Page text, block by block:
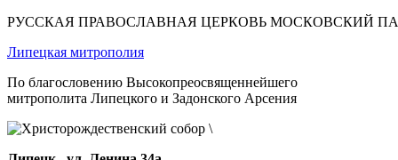
РУССКАЯ ПРАВОСЛАВНАЯ ЦЕРКОВЬ МОСКОВСКИЙ
Липецкая митрополия
По благословению Высокопреосвященнейшего
митрополита Липецкого и Задонского Арсения